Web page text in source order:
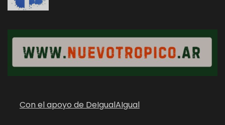
Con el apoyo de DeIgualAIgual